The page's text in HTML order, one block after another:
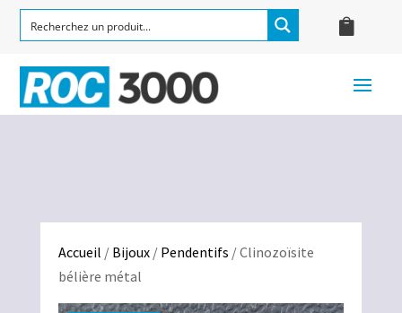
Accueil / Bijoux/ Pendentifs / Clinozoïsite
bélière métal